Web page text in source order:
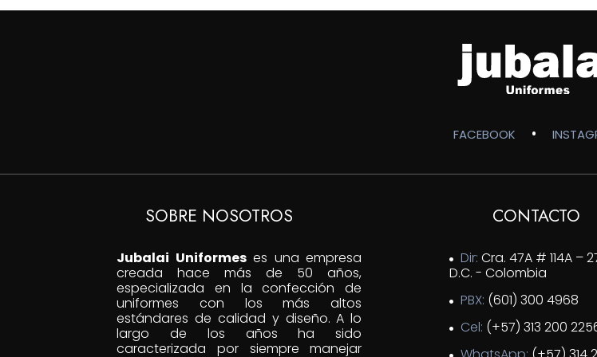
$110,000
FACEBOOK •
SOBRE NOSOTROS
Jubalai Uniformeses una empresa
creada hace más de 50 años,
especializada en la confección de
uniformes con los más altos
estándares de calidad y diseño. A lo
largo de los años ha sido
caracterizada por siempre manejar
CONTACTO
Dir: Cra. 47A # 114A –
D.C. - Colombia
PBX: (601) 300 4968
Cel: (+57) 313 200